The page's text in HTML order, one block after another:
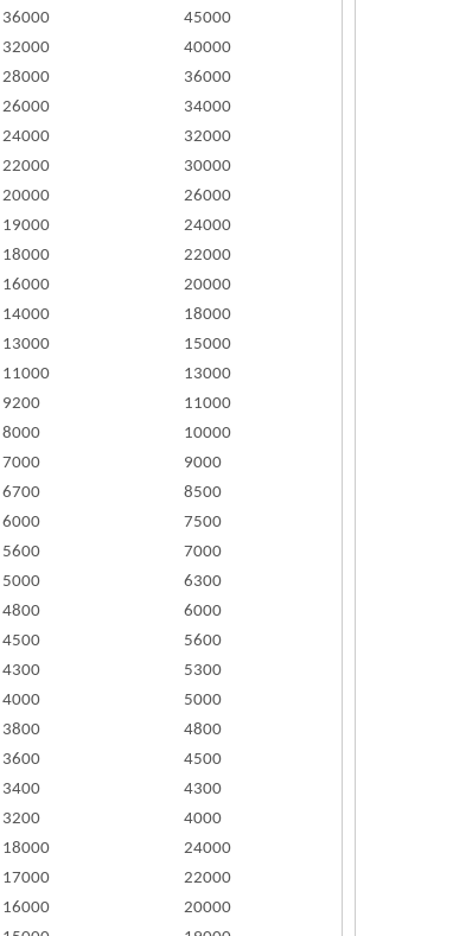
36000
45000
32000
40000
28000
36000
26000
34000
24000
32000
22000
30000
20000
26000
19000
24000
18000
22000
16000
20000
14000
18000
13000
15000
11000
13000
9200
11000
8000
10000
7000
9000
6700
8500
6000
7500
5600
7000
5000
6300
4800
6000
4500
5600
4300
5300
4000
5000
3800
4800
3600
4500
3400
4300
3200
4000
18000
24000
17000
22000
16000
20000